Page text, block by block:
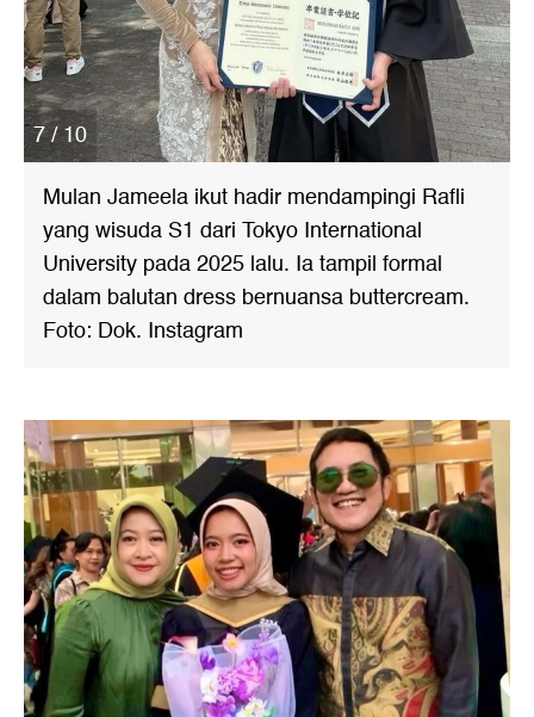
7 / 10
Mulan Jameela ikut hadir mendampingi Rafli
yang wisuda S1 dari Tokyo International
University pada 2025 lalu. Ia tampil formal
dalam balutan dress bernuansa buttercream.
Foto: Dok. Instagram